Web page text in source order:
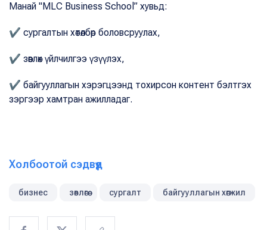
Манай "MLC Business School” хувьд:
✔ сургалтын хөтөлбөр боловсруулах,
✔ зөвлөх үйлчилгээ үзүүлэх,
✔ байгууллагын хэрэгцээнд тохирсон контент бэлтгэх
зэргээр хамтран ажилладаг.
Холбоотой сэдвүүд
бизнес зөвлөгөө сургалт байгууллагын хөгжил